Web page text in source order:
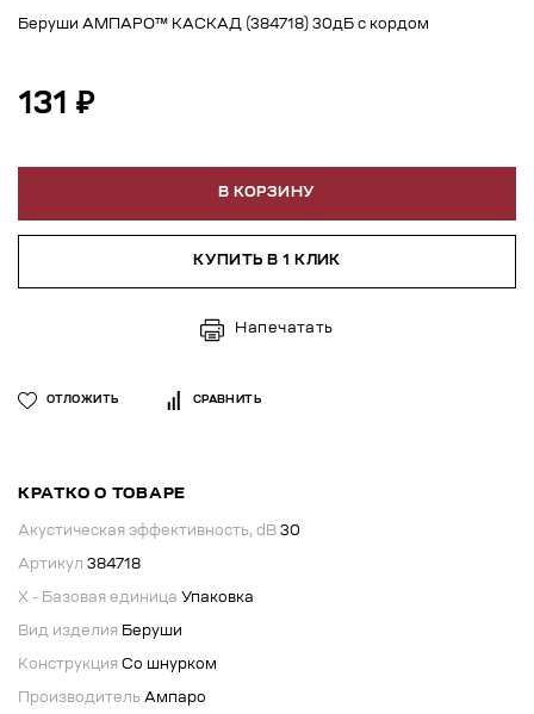
Беруши АМПАРО™ КАСКАД (384718) 30дБ с кордом
131 ₽
В КОРЗИНУ
КУПИТЬ В 1 КЛИК
Напечатать
ОТЛОЖИТЬ СРАВНИТЬ
КРАТКО О ТОВАРЕ
Акустическая эффективность, dB 30
Артикул 384718
X - Базовая единица Упаковка
Вид изделия Беруши
Конструкция Со шнурком
Производитель Ампаро